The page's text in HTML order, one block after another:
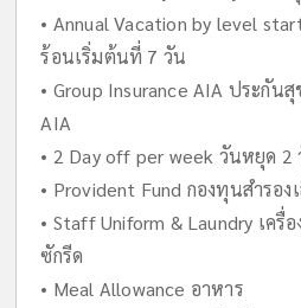
• Annual Vacation by level
ร้อนเริ่มต้นที่ 7 วัน
• Group Insurance AIA ประกั
AIA
• 2 Day off per week วันหยุด
• Provident Fund กองทุนสำรอง
• Staff Uniform & Laundry เค
ซักรีด
• Meal Allowance อาหาร